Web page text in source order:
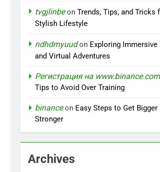
tvgjlinbeonTrends, Tips, and Tricks
Stylish Lifestyle
ndhdmyuudon Exploring Immersive
and Virtual Adventures
Регистрация на www.binance.com
Tips to Avoid Over Training
binanceon Easy Steps to Get Bigger
Stronger
Archives